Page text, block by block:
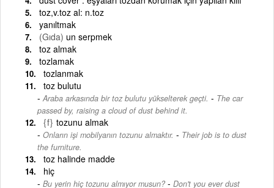
toz,v.toz al: n.toz
yanıltmak
(Gıda) un serpmek
toz almak
tozlamak
tozlanmak
toz bulutu
Araba arkasında bir toz bulutu yükselterek geçti. - The car
passed by, raising a cloud of dust behind it.
{f} tozunu almak
Onların işi mobilyanın tozunu almaktır. - Their job is to dust
the furniture.
toz halinde madde
hiç
Bu yerin hiç tozunu almıyor musun? - Don't you ever dust